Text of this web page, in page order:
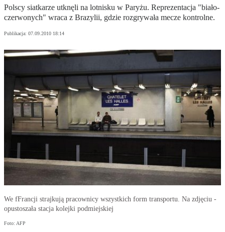
Polscy siatkarze utknęli na lotnisku w Paryżu. Reprezentacja "biało-
czerwonych" wraca z Brazylii, gdzie rozgrywała mecze kontrolne.
Publikacja: 07.09.2010 18:14
We fFrancji strajkują pracownicy wszystkich form transportu. Na zdjęciu -
opustoszała stacja kolejki podmiejskiej
Foto: AFP